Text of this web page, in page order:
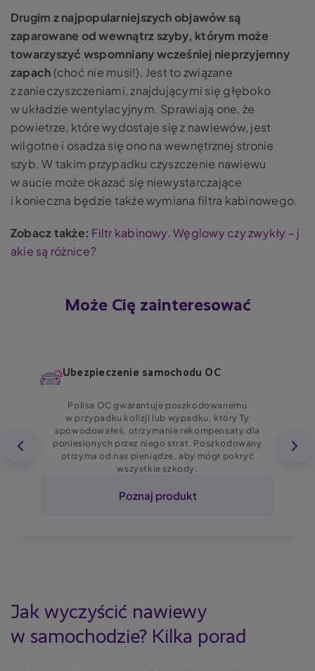
Drugim z najpopularniejszych objawów są
zaparowane od wewnątrz szyby, którym może
towarzyszyć wspomniany wcześniej nieprzyjemny
zapach (choć nie musi!). Jest to związane
z zanieczyszczeniami, znajdującymi się głęboko
w układzie wentylacyjnym. Sprawiają one, że
powietrze, które wydostaje się z nawiewów, jest
wilgotne i osadza się ono na wewnętrznej stronie
szyb. W takim przypadku czyszczenie nawiewu
w aucie może okazać się niewystarczające
i konieczna będzie takżewymiana filtra kabinowego.
Zobacz także: Filtr kabinowy. Węglowy czy zwykły – j
akie są różnice?
Może Cię zainteresować
Ubezpieczenie samochodu OC
Polisa OC gwarantuje poszkodowanemu
w przypadku kolizji lub wypadku, który Ty
spowodowałeś, otrzymanie rekompensaty dla
poniesionych przez niego strat. Poszkodowany
otrzyma od nas pieniądze, aby mógł pokryć
wszystkie szkody.
Poznaj produkt
Jak wyczyścić nawiewy
w samochodzie? Kilka porad